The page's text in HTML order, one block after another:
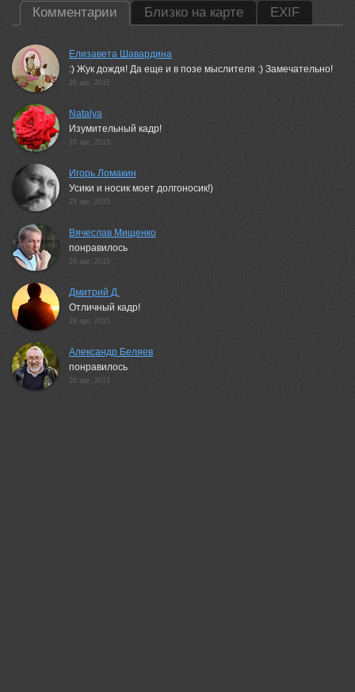
Комментарии Близко на карте EXIF
Елизавета Шавардина
:) Жук дождя! Да еще и в позе мыслителя :) Замечательно!
28 apr, 2015
Natalya
Изумительный кадр!
28 apr, 2015
Игорь Ломакин
Усики и носик моет долгоносик!)
28 apr, 2015
Вячеслав Мищенко
понравилось
28 apr, 2015
Дмитрий Д.
Отличный кадр!
28 apr, 2015
Александр Беляев
понравилось
28 apr, 2015